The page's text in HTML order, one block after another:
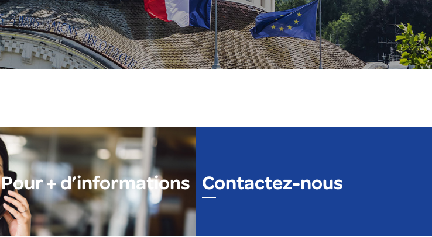
Pour + d’informations Contactez-nous